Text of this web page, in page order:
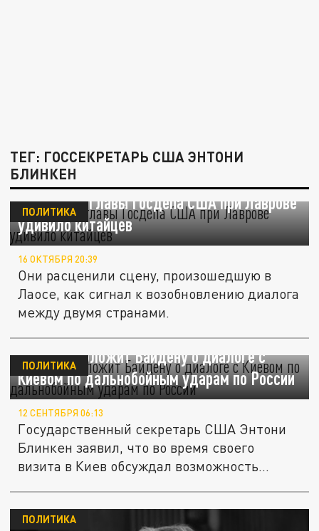
ТЕГ: ГОССЕКРЕТАРЬ США ЭНТОНИ
БЛИНКЕН
Поведение главы Госдепа США при Лаврове
удивило китайцев
ПОЛИТИКА
16 ОКТЯБРЯ 20:39
Они расценили сцену, произошедшую в
Лаосе, как сигнал к возобновлению диалога
между двумя странами.
Блинкен доложит Байдену о диалоге с
Киевом по дальнобойным ударам по России
ПОЛИТИКА
12 СЕНТЯБРЯ 06:13
Государственный секретарь США Энтони
Блинкен заявил, что во время своего
визита в Киев обсуждал возможность...
ПОЛИТИКА